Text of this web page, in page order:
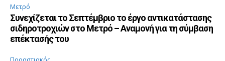
Μετρό
Συνεχίζεται το Σεπτέμβριο το έργο αντικατάστασης
σιδηροτροχιών στο Μετρό – Αναμονή για τη σύμβαση
επέκτασής του